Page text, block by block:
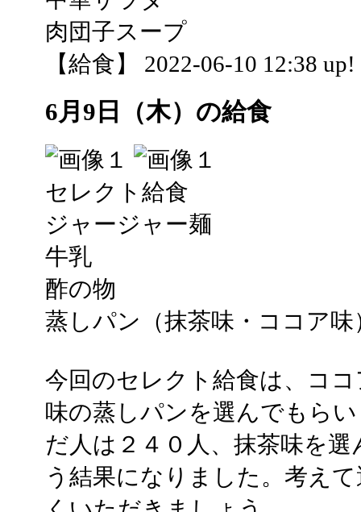
肉団子スープ
【給食】 2022-06-10 12:38 up!
6月9日（木）の給食
セレクト給食
ジャージャー麺
牛乳
酢の物
蒸しパン（抹茶味・ココア味
今回のセレクト給食は、コ
味の蒸しパンを選んでもら
だ人は２４０人、抹茶味を
う結果になりました。考え